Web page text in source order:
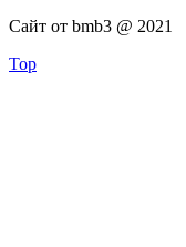
Сайт от bmb3 @ 2021
Top